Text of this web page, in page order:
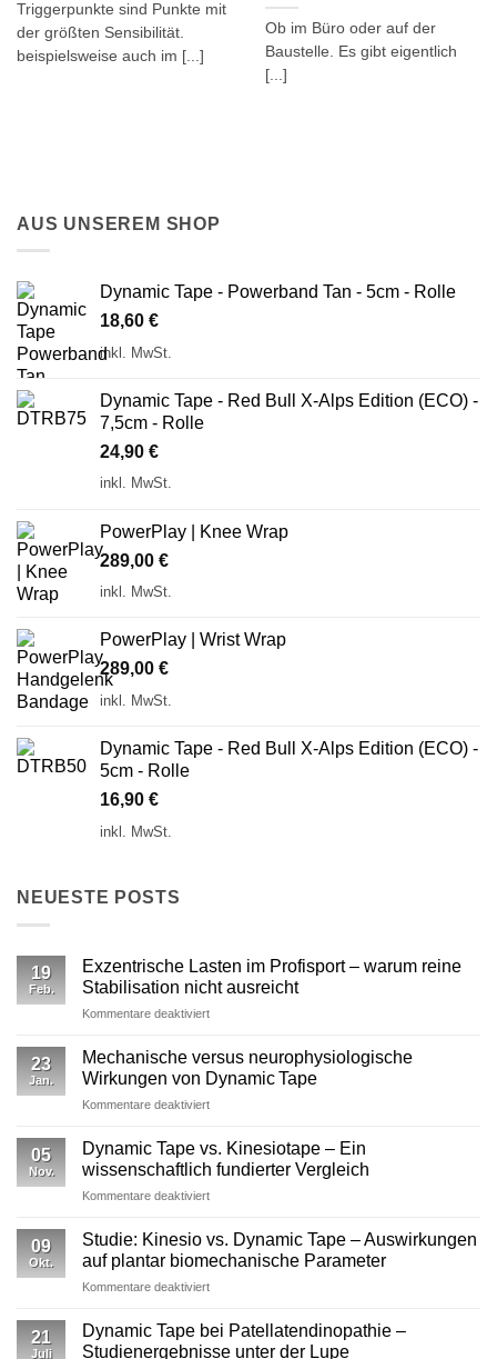
Triggerpunkte sind Punkte mit
der größten Sensibilität.
beispielsweise auch im [...]
Ob im Büro oder auf der
Baustelle. Es gibt eigentlich
[...]
AUS UNSEREM SHOP
Dynamic Tape - Powerband Tan - 5cm - Rolle
18,60 €
inkl. MwSt.
Dynamic Tape - Red Bull X-Alps Edition (ECO) -
7,5cm - Rolle
24,90 €
inkl. MwSt.
PowerPlay | Knee Wrap
289,00 €
inkl. MwSt.
PowerPlay | Wrist Wrap
289,00 €
inkl. MwSt.
Dynamic Tape - Red Bull X-Alps Edition (ECO) -
5cm - Rolle
16,90 €
inkl. MwSt.
NEUESTE POSTS
19
Feb.
Exzentrische Lasten im Profisport – warum reine
Stabilisation nicht ausreicht
Kommentare deaktiviertfür
im
Profisport
–
reine
Stabilisation
ausreicht
23
Jan.
Mechanische versus neurophysiologische
Wirkungen von Dynamic Tape
Kommentare deaktiviertfür
versus
neurophysiologische
Wirkungen
von
05
Nov.
Dynamic Tape vs. Kinesiotape – Ein
wissenschaftlich fundierter Vergleich
Kommentare deaktiviertfür
Tape
Kinesiotape
–
wissenschaftlich
fundierter
09
Okt.
Studie: Kinesio vs. Dynamic Tape – Auswirkungen
auf plantar biomechanische Parameter
Kommentare deaktiviertfür
Kinesio
21
Juli
Dynamic Tape bei Patellatendinopathie –
Studienergebnisse unter der Lupe